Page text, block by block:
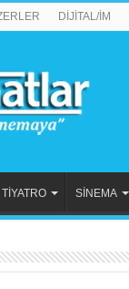
DİJİTAL/İM
TİYATRO SİNEMA